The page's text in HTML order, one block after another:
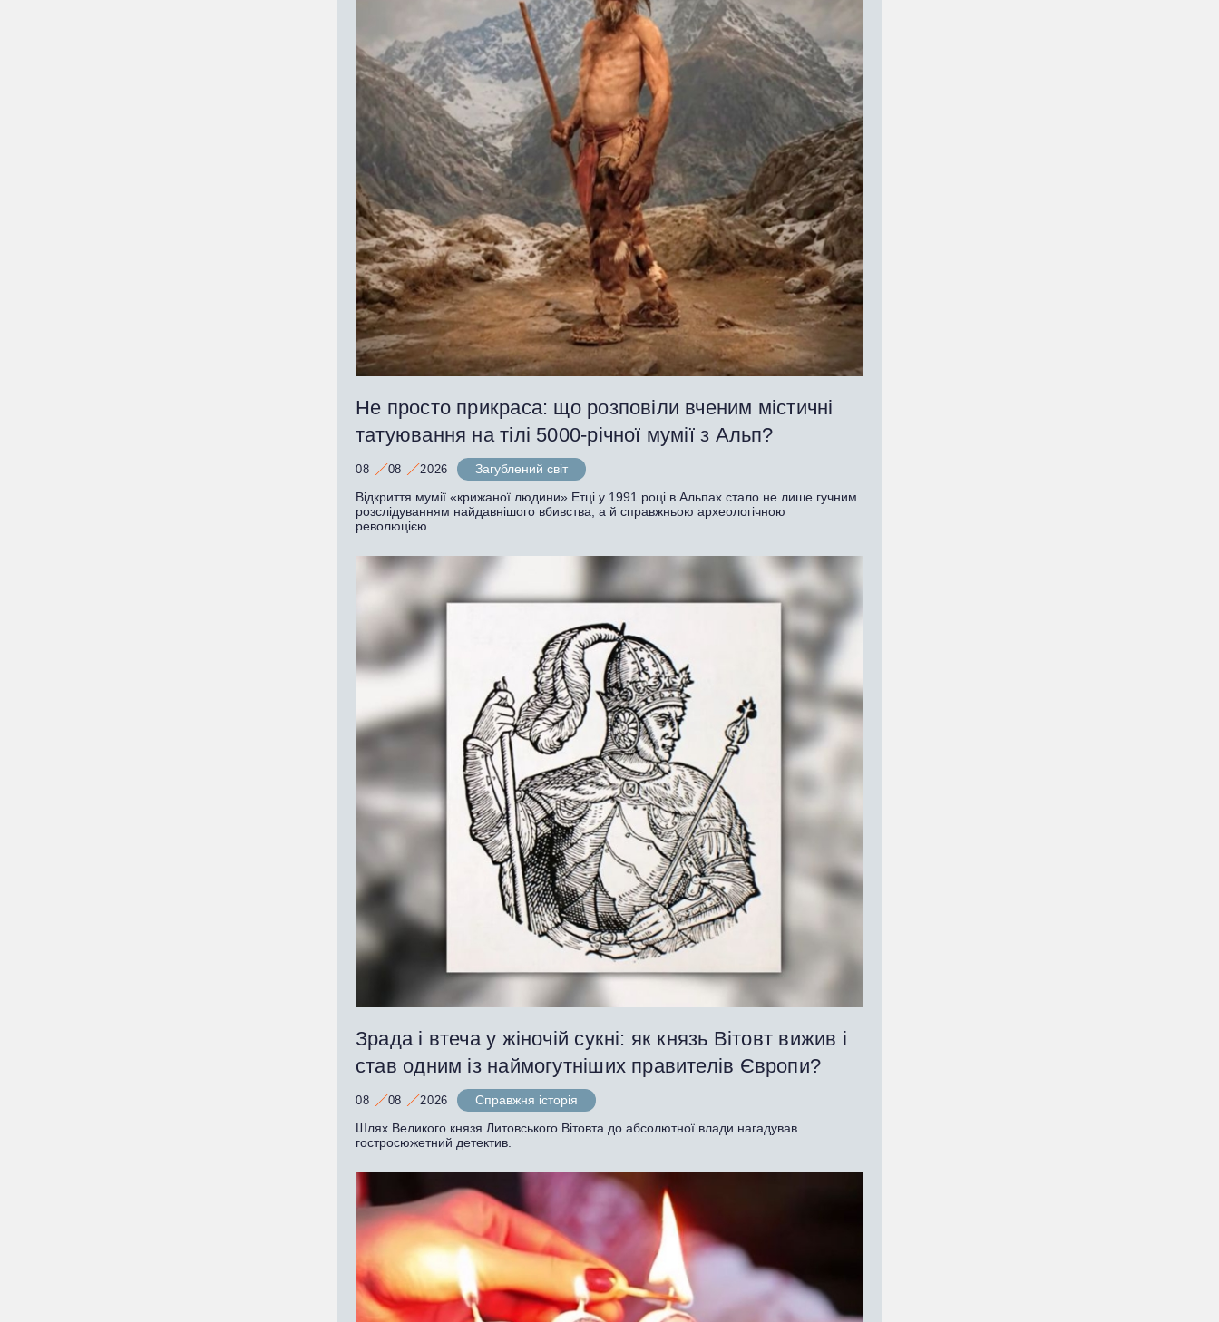
Не просто прикраса: що розповіли вченим містичні
татуювання на тілі 5000-річної мумії з Альп?
08 08 2026
Загублений світ
Відкриття мумії «крижаної людини» Етці у 1991 році в Альпах стало не лише гучним
розслідуванням найдавнішого вбивства, а й справжньою археологічною
революцією.
Зрада і втеча у жіночій сукні: як князь Вітовт вижив і
став одним із наймогутніших правителів Європи?
08 08 2026
Справжня історія
Шлях Великого князя Литовського Вітовта до абсолютної влади нагадував
гостросюжетний детектив.